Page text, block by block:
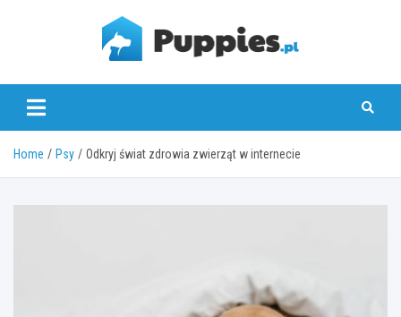
puppies.pl
Home Psy Odkryj świat zdrowia zwierząt w internecie